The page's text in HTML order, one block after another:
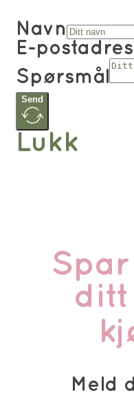
Navn
E-
Spørsmål
Send
Lukk
ditt
Meld